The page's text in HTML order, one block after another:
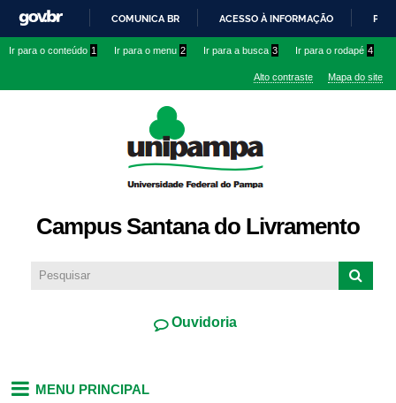
conteúdo
IR
O
COMUNICA BR ACESSO À INFORMAÇÃO
Ir para o conteúdo 1 Ir para o menu 2 Ir para a busca 3 Ir para o rodapé 4
Alto contraste Mapa do site
Campus Santana do Livramento
Ouvidoria
MENU PRINCIPAL